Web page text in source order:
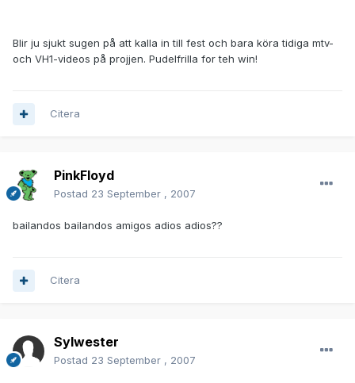
Blir ju sjukt sugen på att kalla in till fest och bara köra tidiga mtv-
och VH1-videos på projjen. Pudelfrilla for teh win!
Citera
PinkFloyd
Postad 23 September , 2007
bailandos bailandos amigos adios adios??
Citera
Sylwester
Postad 23 September , 2007